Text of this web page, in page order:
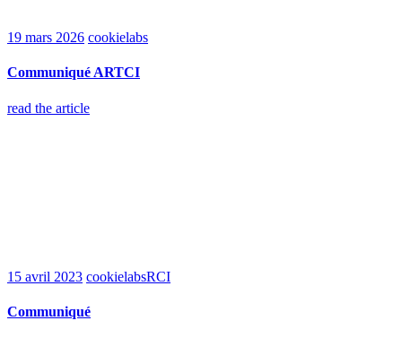
19 mars 2026 cookielabs
Communiqué ARTCI
read the article
15 avril 2023 cookielabsRCI
Communiqué